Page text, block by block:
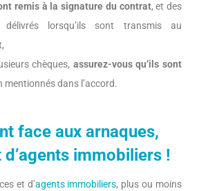
remis à la signature du contrat, et des
lorsqu’ils sont transmis au
chèques, assurez-vous qu’ils sont
mentionnés dans l’accord.
face aux arnaques,
d’agents immobiliers !
et d’agents immobiliers, plus ou moins